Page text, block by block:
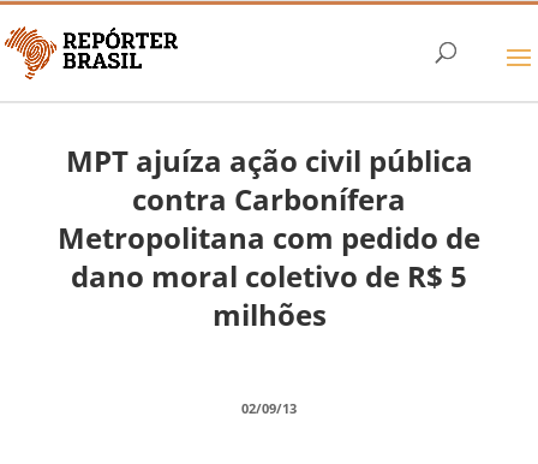
MPT ajuíza ação civil pública
contra Carbonífera
Metropolitana com pedido de
dano moral coletivo de R$ 5
milhões
02/09/13